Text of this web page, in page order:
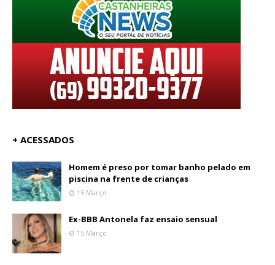
+ ACESSADOS
Homem é preso por tomar banho pelado em
piscina na frente de crianças
15 Março
Ex-BBB Antonela faz ensaio sensual
15 Março